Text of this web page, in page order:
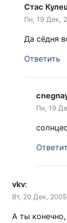
Стас
Пн, 19 Дек,
Да сёдня
Ответить
Пн, 19
vkv:
Вт, 20 Дек,
А ты